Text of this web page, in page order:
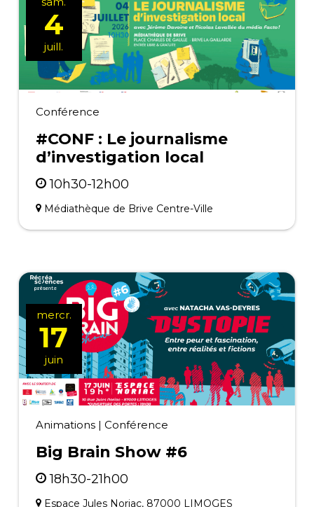
Conférence
#CONF : Le journalisme
d’investigation local
10h30-12h00
Médiathèque de Brive Centre-Ville
4
juill.
Animations| Conférence
Big Brain Show #6
18h30-21h00
Espace Jules Noriac, 87000 LIMOGES
mercr.
17
juin